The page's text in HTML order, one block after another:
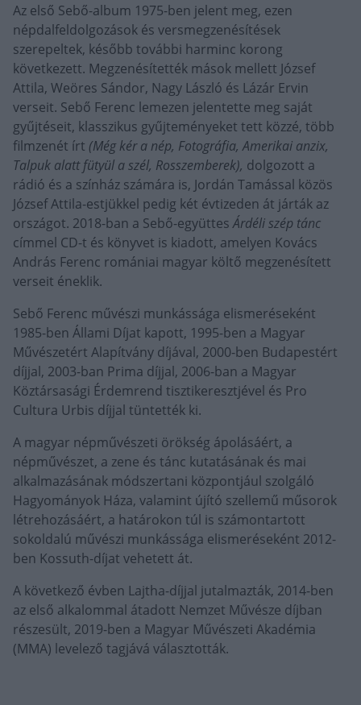
Az első Sebő-album 1975-ben jelent meg, ezen
népdalfeldolgozások és versmegzenésítések
szerepeltek, később további harminc korong
következett. Megzenésítették mások mellett József
Attila, Weöres Sándor, Nagy László és Lázár Ervin
verseit. Sebő Ferenc lemezen jelentette meg saját
gyűjtéseit, klasszikus gyűjteményeket tett közzé, több
filmzenét írt (Még kér a nép, Fotográfia, Amerikai anzix,
Talpuk alatt fütyül a szél, Rosszemberek), dolgozott a
rádió és a színház számára is, Jordán Tamással közös
József Attila-estjükkel pedig két évtizeden át járták az
országot. 2018-ban a Sebő-együttesÁrdéli szép tánc
címmel CD-t és könyvet is kiadott, amelyen Kovács
András Ferenc romániai magyar költő megzenésített
verseit éneklik.
Sebő Ferenc művészi munkássága elismeréseként
1985-ben Állami Díjat kapott, 1995-ben a Magyar
Művészetért Alapítvány díjával, 2000-ben Budapestért
díjjal, 2003-ban Prima díjjal, 2006-ban a Magyar
Köztársasági Érdemrend tisztikeresztjével és Pro
Cultura Urbis díjjal tüntették ki.
A magyar népművészeti örökség ápolásáért, a
népművészet, a zene és tánc kutatásának és mai
alkalmazásának módszertani központjául szolgáló
Hagyományok Háza, valamint újító szellemű műsorok
létrehozásáért, a határokon túl is számontartott
sokoldalú művészi munkássága elismeréseként 2012-
ben Kossuth-díjat vehetett át.
A következő évben Lajtha-díjjal jutalmazták, 2014-ben
az első alkalommal átadott Nemzet Művésze díjban
részesült, 2019-ben a Magyar Művészeti Akadémia
(MMA) levelező tagjává választották.